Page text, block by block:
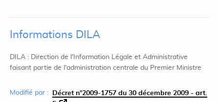
Informations DILA
DILA : Direction de l'Information Légale et Administrative
faisant partie de l'administration centrale du Premier Ministre
Modifié par :
Décret n°2009-1757 du 30 décembre 2009 - art.